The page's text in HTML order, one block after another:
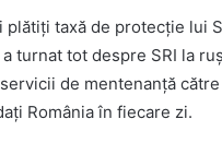
plătiți taxă de protecție lui
a turnat tot despre SRI la
de mentenanță
România în fiecare zi.